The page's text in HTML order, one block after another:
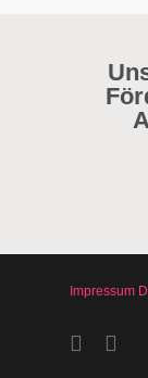
Impressum
facebook